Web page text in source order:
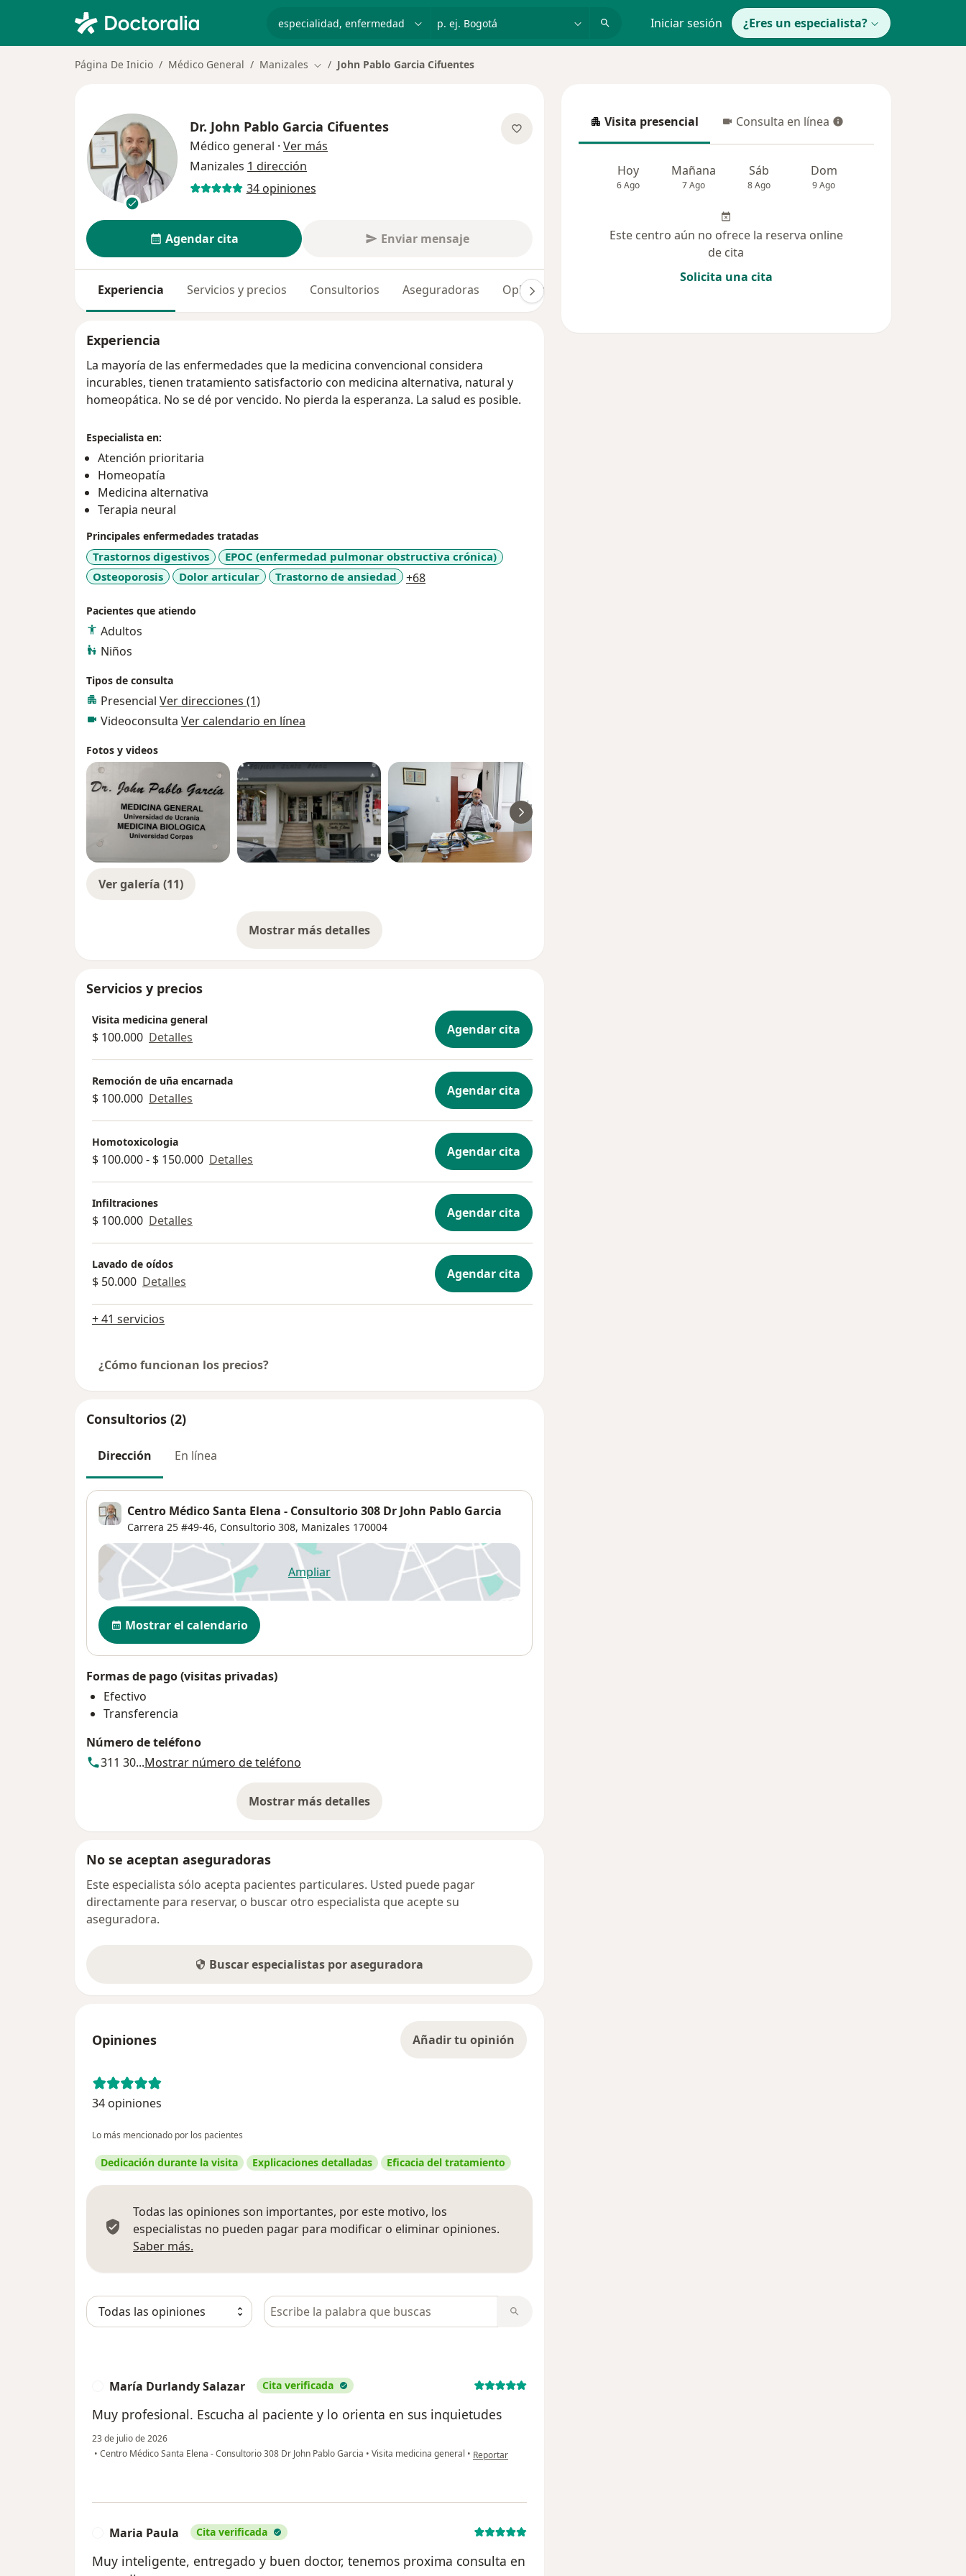
p. ej. Bogotá Iniciar sesión ¿Eres un especialista?
Página De Inicio Médico General Manizales Cambiar de ciudad
John Pablo Garcia Cifuentes
Dr. John Pablo Garcia Cifuentes
Médico general · Ver más
Manizales 1 dirección
34 opiniones
Agendar cita Enviar mensaje
Experiencia Servicios y precios Consultorios Aseguradoras Opiniones (34)
Experiencia
La mayoría de las enfermedades que la medicina convencional considera
incurables, tienen tratamiento satisfactorio con medicina alternativa, natural y
homeopática. No se dé por vencido. No pierda la esperanza. La salud es posible.
Especialista en:
Atención prioritaria
Homeopatía
Medicina alternativa
Terapia neural
Principales enfermedades tratadas
Trastornos digestivos
EPOC (enfermedad pulmonar obstructiva crónica)
Osteoporosis
Dolor articular Trastorno de ansiedad +68a11y_sr_more_diseases
Pacientes que atiendo
Adultos
Niños
Tipos de consulta
Presencial Ver direcciones (1)
Videoconsulta Ver calendario en línea
Fotos y videos
Ver galería (11)
Mostrar más detalles
sobre la experiencia
Servicios y precios
Visita medicina general
$ 100.000 Detalles Agendar cita
Remoción de uña encarnada
$ 100.000 Detalles Agendar cita
Homotoxicologia
$ 100.000 - $ 150.000 Detalles Agendar cita
Infiltraciones
$ 100.000 Detalles Agendar cita
Lavado de oídos
$ 50.000 Detalles Agendar cita
+ 41 servicios
¿Cómo funcionan los precios?
Consultorios (2)
Dirección En línea
Centro Médico Santa Elena - Consultorio 308 Dr John Pablo Garcia
Carrera 25 #49-46, Consultorio 308, Manizales 170004
Ampliarse abre en una nueva pestaña
Disponibilidad
Mostrar el calendario
Formas de pago (visitas privadas)
Efectivo
Transferencia
Número de teléfono
311 30...Mostrar número de teléfono
Mostrar más detalles
sobre la dirección
No se aceptan aseguradoras
Este especialista sólo acepta pacientes particulares. Usted puede pagar
directamente para reservar, o buscar otro especialista que acepte su
aseguradora.
Buscar especialistas por aseguradora
Opiniones Añadir tu opinión
34 opiniones
Lo más mencionado por los pacientes
Dedicación durante la visita Explicaciones detalladas Eficacia del tratamiento
Todas las opiniones son importantes, por este motivo, los
especialistas no pueden pagar para modificar o eliminar opiniones.
Saber más.
Busca en opiniones
María Durlandy Salazar Cita verificada
Muy profesional. Escucha al paciente y lo orienta en sus inquietudes
23 de julio de 2026
• Centro Médico Santa Elena - Consultorio 308 Dr John Pablo Garcia • Visita medicina general • en opinión del usuario María Durlandy Salazar
Reportar
Maria Paula Cita verificada
Muy inteligente, entregado y buen doctor, tenemos proxima consulta en
Visita presencial
Visita presencial Consulta en línea
Consulta en línea
Hoy
6 Ago
Mañana
7 Ago
Sáb
8 Ago
Dom
9 Ago
Este centro aún no ofrece la reserva online
de cita
Solicita una cita